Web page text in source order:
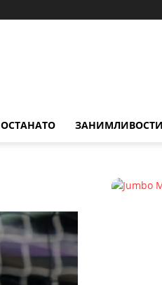
ОСТАНАТО ЗАНИМЛИВОСТИ